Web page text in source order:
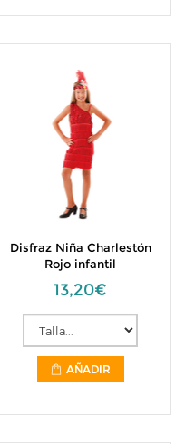
Disfraz Niña Charlestón
Rojo infantil
13,20€
AÑADIR